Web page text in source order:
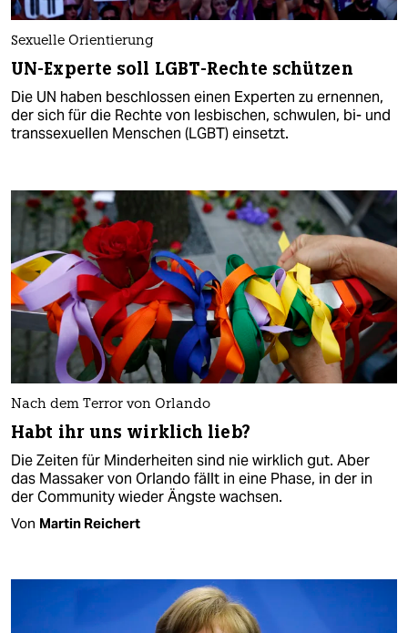
Sexuelle Orientierung
UN-Experte soll LGBT-Rechte schützen
Die UN haben beschlossen einen Experten zu ernennen,
der sich für die Rechte von lesbischen, schwulen, bi- und
transsexuellen Menschen (LGBT) einsetzt.
Nach dem Terror von Orlando
Habt ihr uns wirklich lieb?
Die Zeiten für Minderheiten sind nie wirklich gut. Aber
das Massaker von Orlando fällt in eine Phase, in der in
der Community wieder Ängste wachsen.
Von Martin Reichert